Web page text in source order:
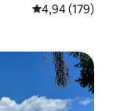
Note
4,94 (179)